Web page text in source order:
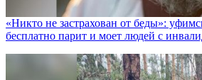
«Никто не заcтрахован от беды»:
бесплатно парит и моет людей с